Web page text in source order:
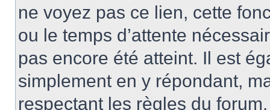
ne voyez pas ce lien, cette
ou le temps d’attente
pas encore été atteint. Il est
simplement en y répondant,
respectant les règles du forum.